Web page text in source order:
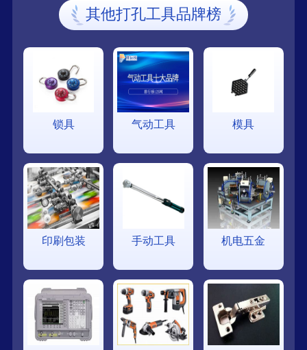
其他打孔工具品牌榜
锁具 气动工具 模具
印刷包装 手动工具 机电五金